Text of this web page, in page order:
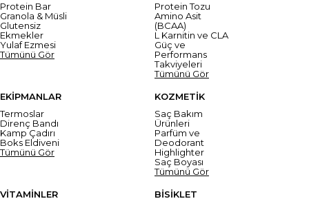
Protein Bar
Granola & Müsli
Glutensiz
Ekmekler
Yulaf Ezmesi
Tümünü Gör
Protein Tozu
Amino Asit
(BCAA)
L Karnitin ve CLA
Güç ve
Performans
Takviyeleri
Tümünü Gör
EKİPMANLAR
Termoslar
Direnç Bandı
Kamp Çadırı
Boks Eldiveni
Tümünü Gör
KOZMETİK
Saç Bakım
Ürünleri
Parfüm ve
Deodorant
Highlighter
Saç Boyası
Tümünü Gör
VİTAMİNLER
BİSİKLET